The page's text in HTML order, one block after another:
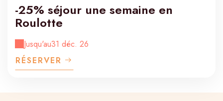
-25% séjour une semaine en
Roulotte
Jusqu'au31 déc. 26
RÉSERVER